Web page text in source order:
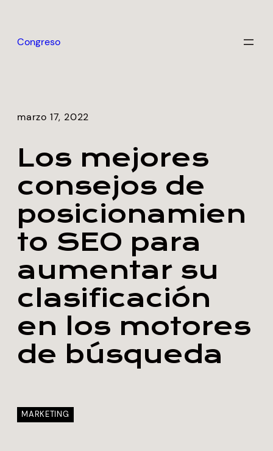
contenido
Congreso
marzo 17, 2022
Los mejores
consejos de
posicionamien
to SEO para
aumentar su
clasificación
en los motores
de búsqueda
MARKETING